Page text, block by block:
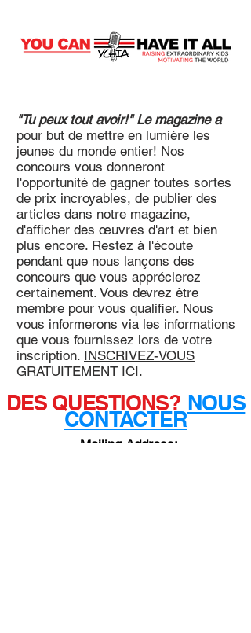
"Tu peux tout avoir!" Le magazine a
pour but de mettre en lumière les
jeunes du monde entier! Nos
concours vous donneront
l'opportunité de gagner toutes sortes
de prix incroyables, de publier des
articles dans notre magazine,
d'afficher des œuvres d'art et bien
plus encore. Restez à l'écoute
pendant que nous lançons des
concours que vous apprécierez
certainement. Vous devrez être
membre pour vous qualifier. Nous
vous informerons via les informations
que vous fournissez lors de votre
inscription. INSCRIVEZ-VOUS
GRATUITEMENT ICI.
DES QUESTIONS? NOUS
CONTACTER
Mailing Address: